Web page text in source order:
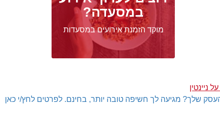
ניינטין
במסעדה?
מוקד הזמנת אירועים במסעדות
שלך? מגיעה לך חשיפה טובה יותר, בחינם. לפרטים לחץ/י כאן